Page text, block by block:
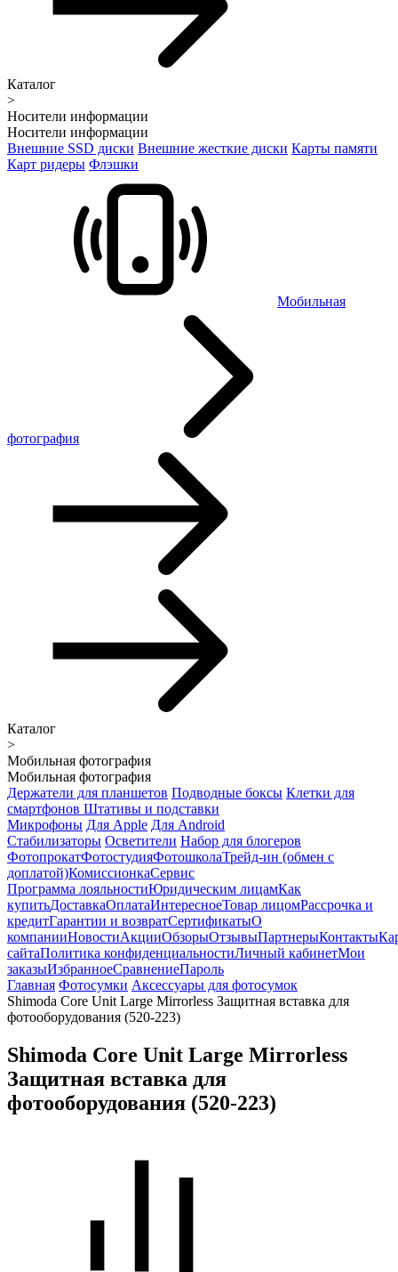
Каталог
>
Носители информации
Носители информации
Внешние SSD диски Внешние жесткие диски Карты памяти
Карт ридеры Флэшки
Мобильная
фотография
Каталог
>
Мобильная фотография
Мобильная фотография
Держатели для планшетов Подводные боксы Клетки для
смартфонов Штативы и подставки
Микрофоны Для Apple Для Android
Стабилизаторы Осветители Набор для блогеров
ФотопрокатФотостудияФотошколаТрейд-ин (обмен с
доплатой)КомиссионкаСервис
Программа лояльностиЮридическим лицамКак
купитьДоставкаОплатаИнтересноеТовар лицомРассрочка и
кредитГарантии и возвратСертификатыО
компанииНовостиАкцииОбзорыОтзывыПартнерыКонтакты
сайтаПолитика конфиденциальностиЛичный кабинетМои
заказыИзбранноеСравнениеПароль
Главная Фотосумки Аксессуары для фотосумок
Shimoda Core Unit Large Mirrorless Защитная вставка для
фотооборудования (520-223)
Shimoda Core Unit Large Mirrorless
Защитная вставка для
фотооборудования (520-223)